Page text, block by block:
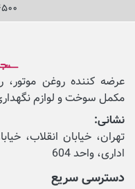
عرضه کننده روغن موتور،
مکمل‌ سوخت و لوازم
نشانی:
تهران، خیابان انقلاب،
اداری، واحد 604
دسترسی سریع